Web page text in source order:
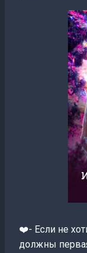
❤️- Если не
должны